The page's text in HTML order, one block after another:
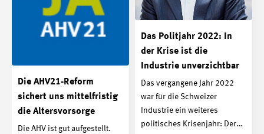
Das Politjahr 2022: In
der Krise ist die
Industrie unverzichtbar
Das vergangene Jahr 2022
war für die Schweizer
Industrie ein weiteres
politisches Krisenjahr: Der…
Die AHV21-Reform
sichert uns mittelfristig
die Altersvorsorge
Die AHV ist gut aufgestellt.